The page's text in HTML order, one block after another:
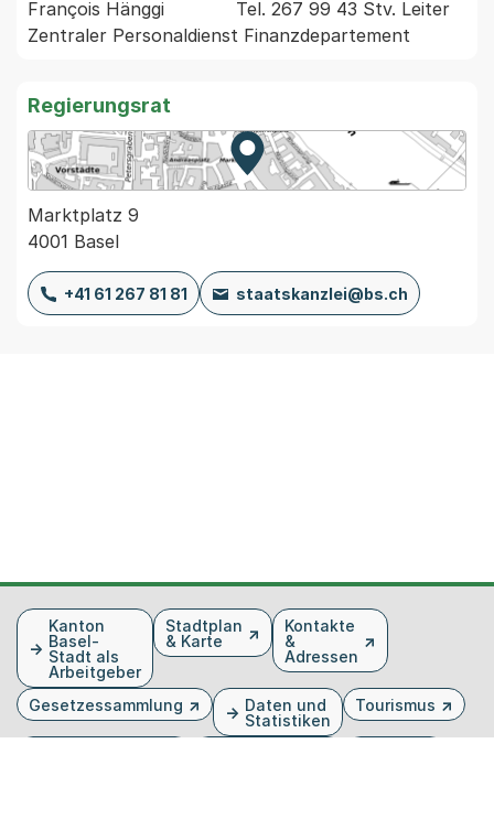
François Hänggi             Tel. 267 99 43 Stv. Leiter
Regierungsrat
Zur Karte von MapBS.
Externer Link, wird in einem
Marktplatz 9
4001 Basel
+41 61 267 81 81 staatskanzlei@bs.ch
FusszeileKanton
Basel-
Stadt als
Arbeitgeber
Stadtplan
& Karte
Kontakte
&
Adressen
Gesetzessammlung
Daten und
Statistiken
Tourismus